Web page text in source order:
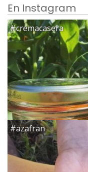
En Instagram
#cremacasera
#azafran